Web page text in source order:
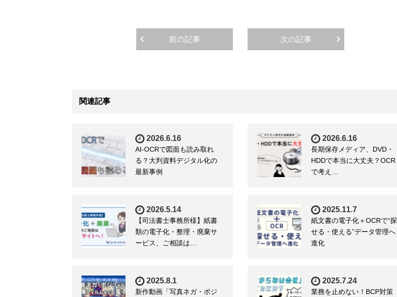
前の記事 次の記事
関連記事
2026.6.16
AI-OCRで図面も読み取れ
る？大判資料デジタル化の
最新事例
2026.6.16
長期保存メディア、DVD・
HDDで本当に大丈夫？OCR
で考え…
2026.5.14
【司法書士事務所様】紙書
類の電子化・整理・廃棄サ
ービス、ご相談は…
2025.11.7
紙文書の電子化＋OCRで“探
せる・使える”データ管理へ
進化
2025.8.1
新作動画「写真ネガ・ポジ
2025.7.24
業務を止めない！BCP対策